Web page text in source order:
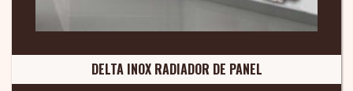
DELTA INOX RADIADOR DE PANEL